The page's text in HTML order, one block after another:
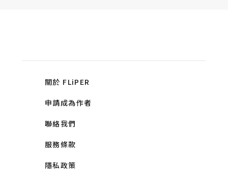
關於 FLiPER
申請成為作者
聯絡我們
服務條款
隱私政策